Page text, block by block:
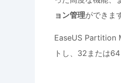
ョン管理ができま
EaseUS Partition
トし、32または